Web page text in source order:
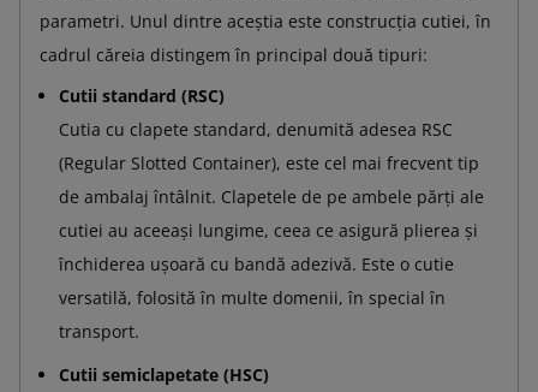
parametri. Unul dintre aceștia este construcția cutiei, în
cadrul căreia distingem în principal două tipuri:
Cutii standard (RSC)
Cutia cu clapete standard, denumită adesea RSC
(Regular Slotted Container), este cel mai frecvent tip
de ambalaj întâlnit. Clapetele de pe ambele părți ale
cutiei au aceeași lungime, ceea ce asigură plierea și
închiderea ușoară cu bandă adezivă. Este o cutie
versatilă, folosită în multe domenii, în special în
transport.
Cutii semiclapetate (HSC)